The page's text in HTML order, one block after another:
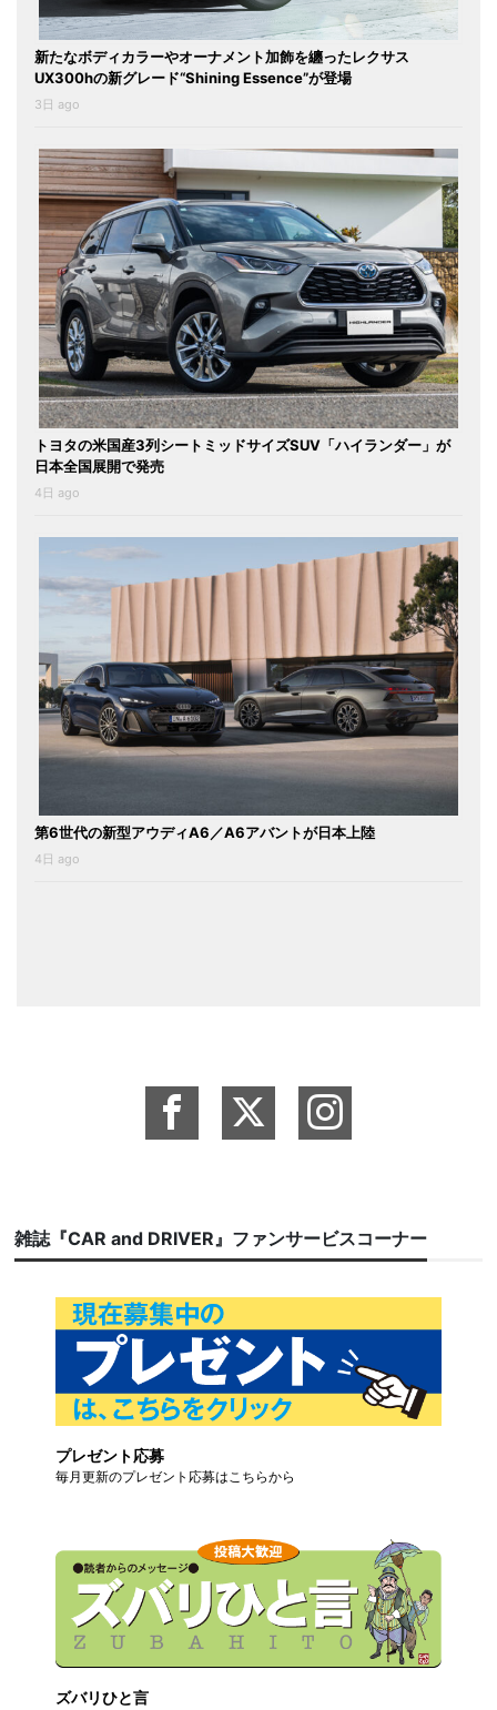
新たなボディカラーやオーナメント加飾を纏ったレクサス
UX300hの新グレード“Shining Essence”が登場
3日 ago
トヨタの米国産3列シートミッドサイズSUV「ハイランダー」が
日本全国展開で発売
4日 ago
第6世代の新型アウディA6／A6アバントが日本上陸
4日 ago
雑誌『CAR and DRIVER』ファンサービスコーナー
プレゼント応募
毎月更新のプレゼント応募はこちらから
ズバリひと言